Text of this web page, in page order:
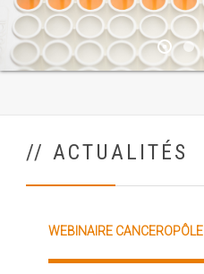
// ACTUALITÉS
WEBINAIRE